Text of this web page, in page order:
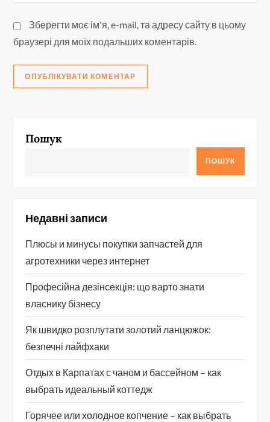
Зберегти моє ім'я, e-mail, та адресу сайту в цьому
браузері для моїх подальших коментарів.
Пошук
ПОШУК
Недавні записи
Плюсы и минусы покупки запчастей для
агротехники через интернет
Професійна дезінсекція: що варто знати
власнику бізнесу
Як швидко розплутати золотий ланцюжок:
безпечні лайфхаки
Отдых в Карпатах с чаном и бассейном – как
выбрать идеальный коттедж
Горячее или холодное копчение – как выбрать